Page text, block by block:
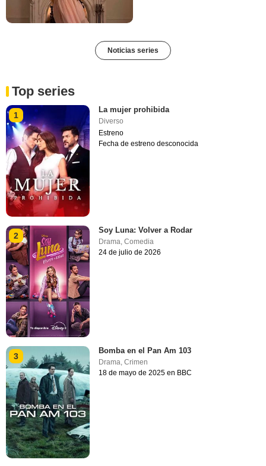
Noticias series
Top series
1
La mujer prohibida
Diverso
Estreno
Fecha de estreno desconocida
2
Soy Luna: Volver a Rodar
Drama,Comedia
24 de julio de 2026
3
Bomba en el Pan Am 103
Drama,Crimen
18 de mayo de 2025 en BBC